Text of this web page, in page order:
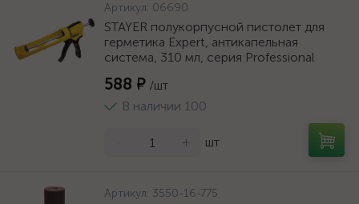
Артикул: 06690
STAYER полукорпусной пистолет для
герметика Expert, антикапельная
система, 310 мл, серия Professional
588 ₽ /шт
В наличии 100
+ шт
Артикул: 3550-16-775